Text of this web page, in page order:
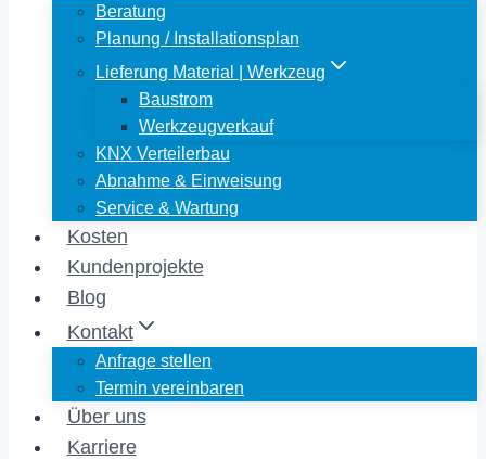
Beratung
Planung / Installationsplan
Lieferung Material | Werkzeug
Baustrom
Werkzeugverkauf
KNX Verteilerbau
Abnahme & Einweisung
Service & Wartung
Kosten
Kundenprojekte
Blog
Kontakt
Anfrage stellen
Termin vereinbaren
Über uns
Karriere